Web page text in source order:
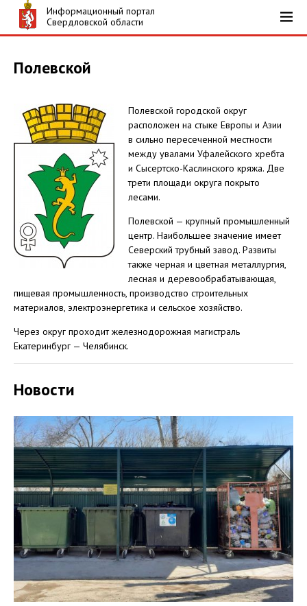
Информационный портал
Свердловской области
Полевской
Полевской городской округ
расположен на стыке Европы и Азии
в сильно пересеченной местности
между увалами Уфалейского хребта
и Сысертско-Каслинского кряжа. Две
трети площади округа покрыто
лесами.
Полевской — крупный промышленный
центр. Наибольшее значение имеет
Северский трубный завод. Развиты
также черная и цветная металлургия,
лесная и деревообрабатывающая,
пищевая промышленность, производство строительных
материалов, электроэнергетика и сельское хозяйство.
Через округ проходит железнодорожная магистраль
Екатеринбург — Челябинск.
Новости